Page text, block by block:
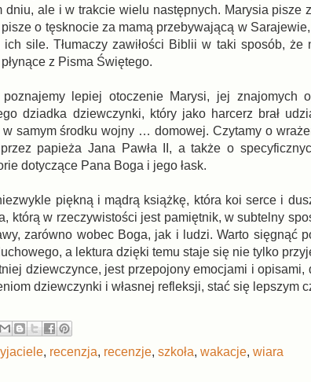
dniu, ale i w trakcie wielu następnych. Marysia pisze
o tęsknocie za mamą przebywającą w
sile. Tłumaczy zawiłości Biblii w taki sposób,
z Pisma Świętego.
lepiej otoczenie Marysi, jej znajomych
dziadka dziewczynki, który jako harcerz brał
w samym środku wojny … domowej. Czytamy o
papieża Jana Pawła II, a także o
dotyczące Pana Boga i jego łask.
piękną i mądrą książkę, która koi serce i
którą w rzeczywistości jest pamiętnik, w subtelny
zarówno wobec Boga, jak i ludzi. Warto sięgnąć
a lektura dzięki temu staje się nie tylko
dziewczynce, jest przepojony emocjami i
dziewczynki i własnej refleksji, stać się lepszym
, recenzja, recenzje, szkoła, wakacje, wiara